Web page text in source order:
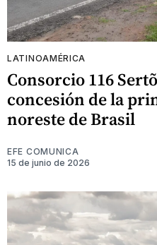
LATINOAMÉRICA
Consorcio 116
concesión de la
noreste de Brasil
EFE COMUNICA
15 de junio de 2026